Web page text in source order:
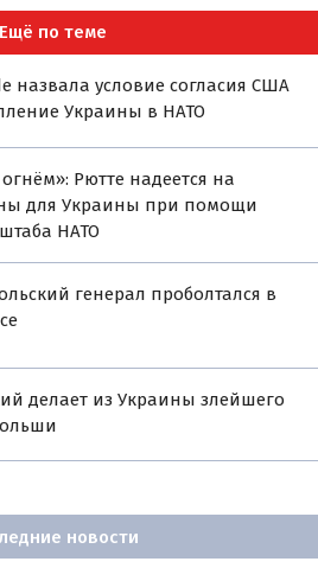
Ещё по теме
назвала условие согласия США
Украины в НАТО
Рютте надеется на
для Украины при помощи
НАТО
генерал проболтался в
делает из Украины злейшего
новости